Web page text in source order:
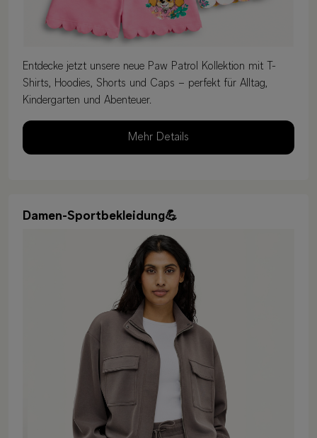
Entdecke jetzt unsere neue Paw Patrol Kollektion mit T-
Shirts, Hoodies, Shorts und Caps – perfekt für Alltag,
Kindergarten und Abenteuer.
Mehr Details
Damen-Sportbekleidung💪